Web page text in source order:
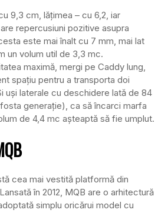
9,3 cm, lățimea – cu 6,2, iar
repercusiuni pozitive asupra
este mai înalt cu 7 mm, mai lat
un volum util de 3,3 mc.
maximă, mergi pe Caddy lung,
spațiu pentru a transporta doi
uși laterale cu deschidere lată de 84
generație), ca să încarci marfa
de 4,4 mc așteaptă să fie umplut.
cea mai vestită platformă din
în 2012, MQB are o arhitectură
simplu oricărui model cu